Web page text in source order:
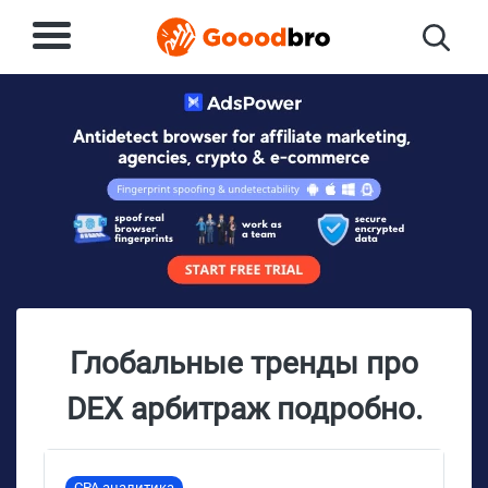
Глобальные тренды про
DEX арбитраж подробно.